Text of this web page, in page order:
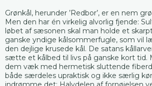
Grønkål, herunder ’Redbor’, er en nem
Men den har én virkelig alvorlig fjende:
løbet af sæsonen skal man holde et
ganske yndige kålsommerfugle, som vil
den dejlige krusede kål. De satans
sætte et kålbed til livs på ganske kort tid.
dem væk med hermetisk sluttende
både særdeles upraktisk og ikke særlig